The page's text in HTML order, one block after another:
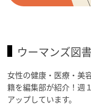
ウーマンズ図
女性の健康・医療・美
籍を編集部が紹介！週
アップしています。